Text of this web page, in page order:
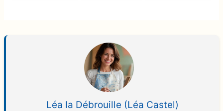
Léa la Débrouille (Léa Castel)